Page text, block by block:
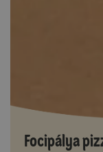
Focipálya